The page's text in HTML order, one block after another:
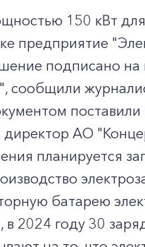
150 кВт
предприятие
подписано на
поставили
АО
планируется
батарею
2024 году 30